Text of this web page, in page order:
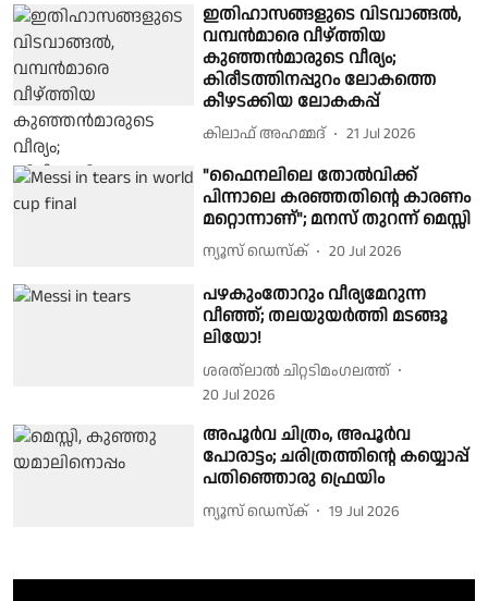
ഇതിഹാസങ്ങളുടെ വിടവാങ്ങൽ,
വമ്പൻമാരെ വീഴ്ത്തിയ
കുഞ്ഞൻമാരുടെ വീര്യം;
കിരീടത്തിനപ്പുറം ലോകത്തെ
കീഴടക്കിയ ലോകകപ്പ്
കിലാഫ് അഹമ്മദ് 21 Jul 2026
"ഫൈനലിലെ തോൽവിക്ക്
പിന്നാലെ കരഞ്ഞതിൻ്റെ കാരണം
മറ്റൊന്നാണ്"; മനസ് തുറന്ന് മെസ്സി
ന്യൂസ് ഡെസ്ക് 20 Jul 2026
പഴകുംതോറും വീര്യമേറുന്ന
വീഞ്ഞ്; തലയുയർത്തി മടങ്ങൂ
ലിയോ!
ശരത്‌ലാൽ ചിറ്റടിമംഗലത്ത്
20 Jul 2026
അപൂര്‍വ ചിത്രം, അപൂര്‍വ
പോരാട്ടം; ചരിത്രത്തിന്റെ കയ്യൊപ്പ്
പതിഞ്ഞൊരു ഫ്രെയിം
ന്യൂസ് ഡെസ്ക് 19 Jul 2026